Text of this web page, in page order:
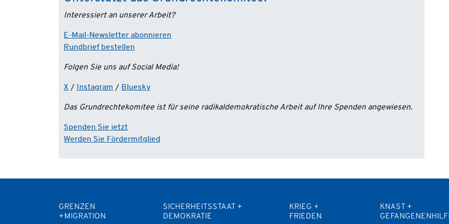
Interessiert an unserer Arbeit?
E-Mail-Newsletter abonnieren
Rundbrief bestellen
Folgen Sie uns auf Social Media!
X / Instagram / Bluesky
Das Grundrechtekomitee ist für seine radikaldemokratische Arbeit auf Ihre Spenden angewiesen.
Spenden Sie jetzt
Werden Sie Fördermitglied
GRENZEN
+MIGRATION
SICHERHEITSSTAAT +
DEMOKRATIE
KRIEG +
FRIEDEN
KNAST +